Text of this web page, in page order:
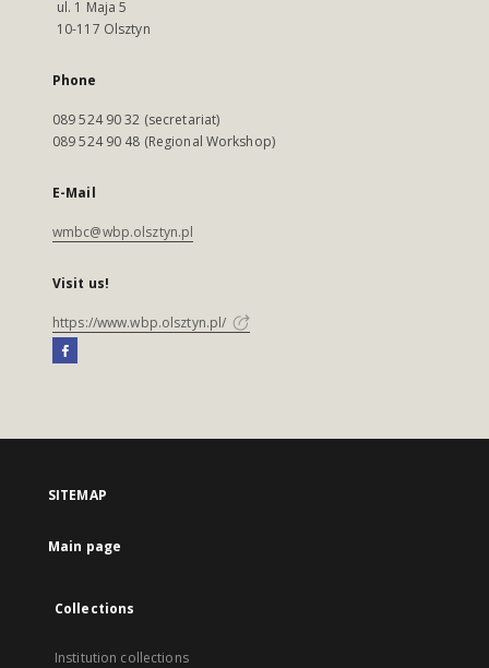
ul. 1 Maja 5
10-117 Olsztyn
Phone
089 524 90 32 (secretariat)
089 524 90 48 (Regional Workshop)
E-Mail
wmbc@wbp.olsztyn.pl
Visit us!
https://www.wbp.olsztyn.pl/
SITEMAP
Main page
Collections
Institution collections